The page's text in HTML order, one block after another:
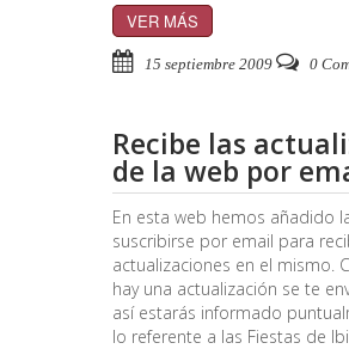
VER MÁS
15 septiembre 2009 0
Recibe las
de la web por
En esta web hemos añadido
suscribirse por email para
actualizaciones en el mismo.
hay una actualización se te
así estarás informado
lo referente a las Fiestas de